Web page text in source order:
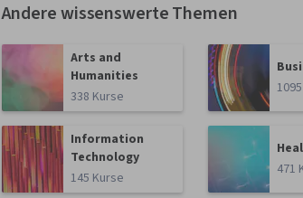
Andere wissenswerte Themen
Arts and
Humanities
338 Kurse
Information
Technology
145 Kurse
471